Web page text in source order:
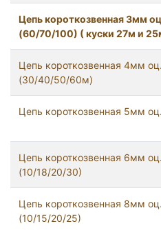
Цепь короткозвенная 3мм
(60/70/100) ( куски 27м и
Цепь короткозвенная 4мм
(30/40/50/60м)
Цепь короткозвенная 5мм
Цепь короткозвенная 6мм
(10/18/20/30)
Цепь короткозвенная 8мм
(10/15/20/25)